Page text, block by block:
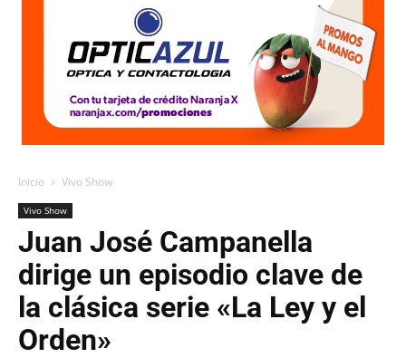
Inicio Vivo Show
Vivo Show
Juan José Campanella
dirige un episodio clave de
la clásica serie «La Ley y el
Orden»